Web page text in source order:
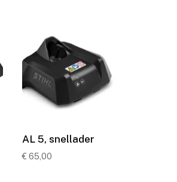
AL 5, snellader
€ 65,00